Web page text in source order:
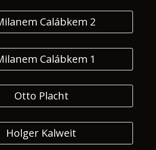
Calábkem 2
Calábkem 1
Otto Placht
Holger Kalweit